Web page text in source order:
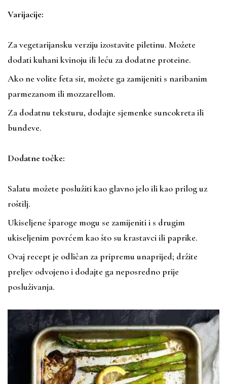
Varijacije:
Za vegetarijansku verziju izostavite piletinu. Možete
dodati kuhani kvinoju ili leću za dodatne proteine.
Ako ne volite feta sir, možete ga zamijeniti s naribanim
parmezanom ili mozzarellom.
Za dodatnu teksturu, dodajte sjemenke suncokreta ili
bundeve.
Dodatne točke:
Salatu možete poslužiti kao glavno jelo ili kao prilog uz
roštilj.
Ukiseljene šparoge mogu se zamijeniti i s drugim
ukiseljenim povrćem kao što su krastavci ili paprike.
Ovaj recept je odličan za pripremu unaprijed; držite
preljev odvojeno i dodajte ga neposredno prije
posluživanja.